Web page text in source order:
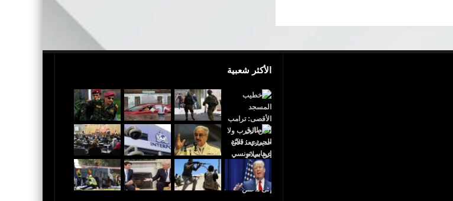
عاجل..ترامب يعلن القدس عاصمة لإٍسرائيل
الأكثر شعبية